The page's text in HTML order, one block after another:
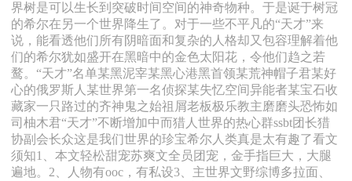
界树是可以生长到突破时间空间的神奇物种。于是诞于树冠
的希尔在另一个世界降生了。对于一些不平凡的“天才”来
说，能看透他们所有阴暗面和复杂的人格却又包容理解着他
们的希尔犹如盛开在黑暗中的金色太阳花，令他们趋之若
鹜。“天才”名单某黑泥宰某黑心港黑首领某荒神帽子君某好
心的俄罗斯人某世界第一名侦探某失忆空间异能者某宝石收
藏家一只路过的齐神鬼之始祖屑老板极乐教主磨磨头恐怖如
司柚木君“天才”不断增加中而猎人世界的热心群ssbt团长猎
协副会长众这是我们世界的珍宝希尔人类真是太有趣了看文
须知1、本文轻松甜宠苏爽文全员团宠，金手指巨大，大腿
遍地。2、人物有ooc，有私设3、主世界文野综博多拉面、